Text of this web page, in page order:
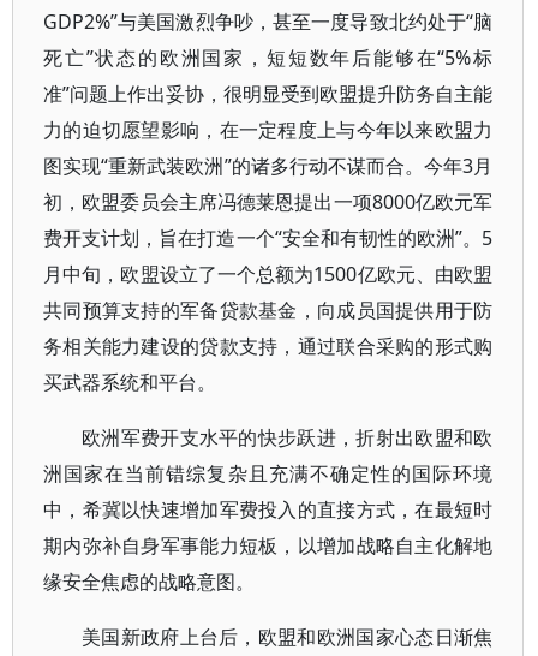
GDP2%”与美国激烈争吵，甚至一度导致北约处于“脑
死亡”状态的欧洲国家，短短数年后能够在“5%标
准”问题上作出妥协，很明显受到欧盟提升防务自主能
力的迫切愿望影响，在一定程度上与今年以来欧盟力
图实现“重新武装欧洲”的诸多行动不谋而合。今年3月
初，欧盟委员会主席冯德莱恩提出一项8000亿欧元军
费开支计划，旨在打造一个“安全和有韧性的欧洲”。5
月中旬，欧盟设立了一个总额为1500亿欧元、由欧盟
共同预算支持的军备贷款基金，向成员国提供用于防
务相关能力建设的贷款支持，通过联合采购的形式购
买武器系统和平台。
欧洲军费开支水平的快步跃进，折射出欧盟和欧
洲国家在当前错综复杂且充满不确定性的国际环境
中，希冀以快速增加军费投入的直接方式，在最短时
期内弥补自身军事能力短板，以增加战略自主化解地
缘安全焦虑的战略意图。
美国新政府上台后，欧盟和欧洲国家心态日渐焦